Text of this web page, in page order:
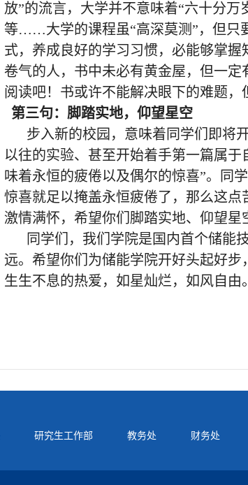
放”的流言，大学并不意味着“六十分
等……大学的课程虽“高深莫测”，但只
式，养成良好的学习习惯，必能够掌
卷气的人，书中未必有黄金屋，但一
阅读吧！书或许不能解决眼下的难题，
第三句：脚踏实地，仰望星空
步入新的校园，意味着同学们即将
以往的实验、甚至开始着手第一篇属
味着永恒的疲倦以及偶尔的惊喜”。同
惊喜就足以掩盖永恒疲倦了，那么这点
激情满怀，希望你们脚踏实地、仰望星
同学们，我们学院是国内首个储能
远。希望你们为储能学院开好头起好
生生不息的热爱，如星灿烂，如风自由
研究生工作部 教务处 财务处